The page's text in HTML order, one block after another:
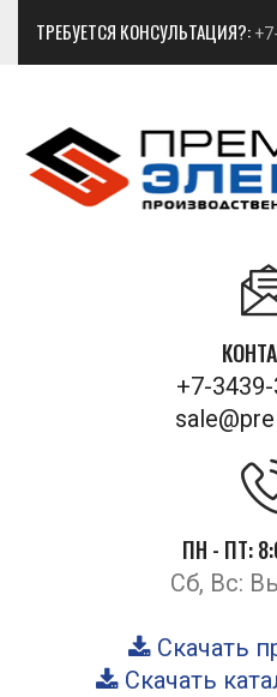
ТРЕБУЕТСЯ КОНСУЛЬТАЦИЯ?:
+7-
ПН - ПТ:
Сб, Вс:
Скачать
Скачать